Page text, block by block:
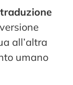
all’altra
umano